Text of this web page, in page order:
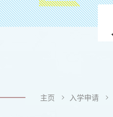
主页 入学申请